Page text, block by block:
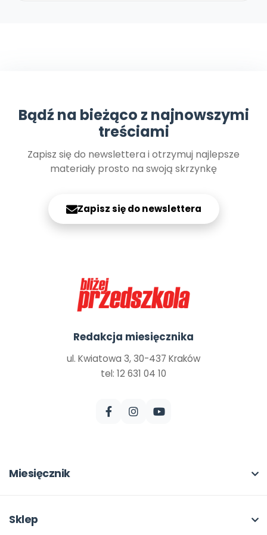
Bądź na bieżąco z najnowszymi
treściami
Zapisz się do newslettera i otrzymuj najlepsze
materiały prosto na swoją skrzynkę
Zapisz się do newslettera
Redakcja miesięcznika
ul. Kwiatowa 3, 30-437 Kraków
tel: 12 631 04 10
Miesięcznik
W numerze
Sklep